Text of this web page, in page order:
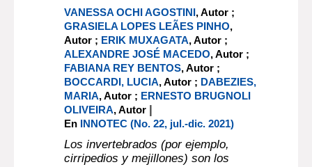
VANESSA OCHI AGOSTINI, Autor ;
GRASIELA LOPES LEÃES PINHO,
Autor ; ERIK MUXAGATA, Autor ;
ALEXANDRE JOSÉ MACEDO, Autor ;
FABIANA REY BENTOS, Autor ;
BOCCARDI, LUCIA, Autor ; DABEZIES,
MARIA, Autor ; ERNESTO BRUGNOLI
OLIVEIRA, Autor |
En INNOTEC (No. 22, jul.-dic. 2021)
Los invertebrados (por ejemplo,
cirripedios y mejillones) son los